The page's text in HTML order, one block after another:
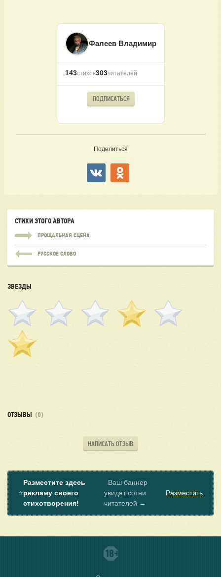
Фалеев Владимир
143стихов303читателей
ПОДПИСАТЬСЯ
Поделиться
СТИХИ ЭТОГО АВТОРА
ПРОЩАЛЬНАЯ СЦЕНА
РУССКОЕ СЛОВО
ЗВЕЗДЫ
ОТЗЫВЫ (0)
НАПИСАТЬ ОТЗЫВ
⭐
Разместите здесь
рекламу своего
стихотворения!
Ваш баннер
увидят сотни
читателей →
Разместить